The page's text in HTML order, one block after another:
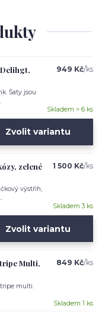
Šaty jsou
949 Kč/ks
Skladem > 6 ks
Zvolit variantu
zelené
výstřih,
1 500 Kč/ks
Skladem 3 ks
Zvolit variantu
Multi,
multi.
849 Kč/ks
Skladem 1 ks